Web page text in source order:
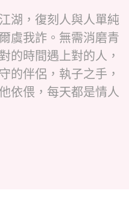
湖，復刻人與人單純
虞我詐。無需消磨青
的時間遇上對的人，
的伴侶，執子之手，
依偎，每天都是情人